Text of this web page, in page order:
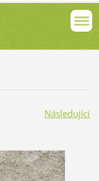
Následující